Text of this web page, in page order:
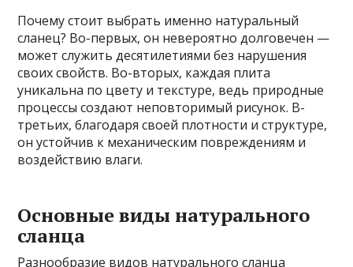
Почему стоит выбрать именно натуральный
сланец? Во-первых, он невероятно долговечен —
может служить десятилетиями без нарушения
своих свойств. Во-вторых, каждая плита
уникальна по цвету и текстуре, ведь природные
процессы создают неповторимый рисунок. В-
третьих, благодаря своей плотности и структуре,
он устойчив к механическим повреждениям и
воздействию влаги.
Основные виды натурального
сланца
Разнообразие видов натурального сланца